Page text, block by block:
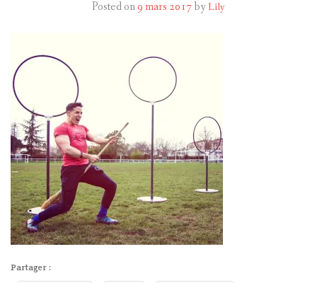
LES ACTEURS
J.K. ROWLING
PRODUITS DÉRIVÉS
A PROPOS
Posted on9 mars 2017by Lily
Partager :